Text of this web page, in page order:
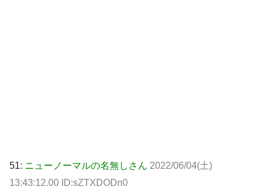
51: ニューノーマルの名無しさん 2022/06/04(土)
13:43:12.00 ID:sZTXDODn0